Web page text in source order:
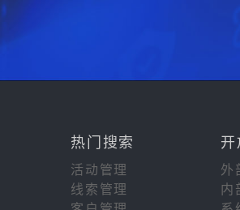
热门搜索 开
活动管理
外
线索管理
内